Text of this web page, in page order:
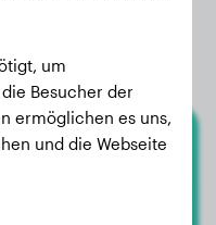
um
Besucher der
ermöglichen es uns,
und die Webseite